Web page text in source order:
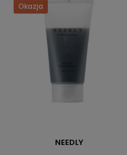
Okazja
NEEDLY